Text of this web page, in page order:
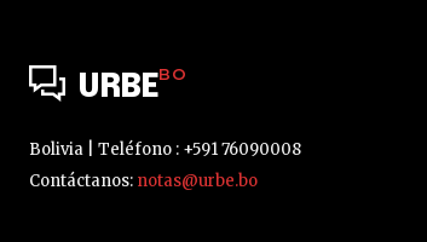
URBEBO
Bolivia | Teléfono : +591 76090008
Contáctanos: notas@urbe.bo